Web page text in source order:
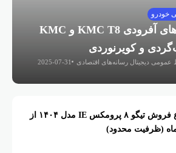
خودرو
مقایسه قابلیت‌های آفرودی KMC T8 و KMC
عمومی دیجیتال رسانه‌های اقتصادی 2025-07-31
شروع فروش تیگو ۸ پرومکس IE مدل ۱۴۰۴ از